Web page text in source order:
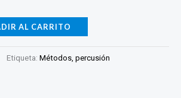
AL CARRITO
Etiqueta: Métodos, percusión